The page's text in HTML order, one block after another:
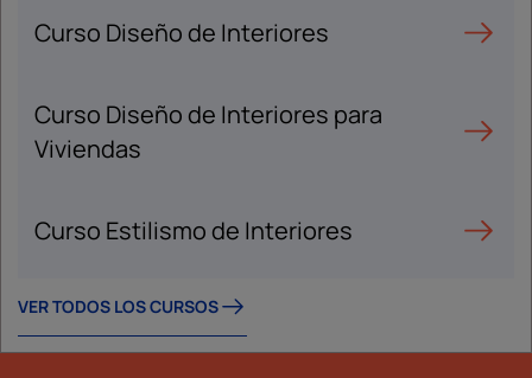
Curso Diseño de Interiores
Curso Diseño de Interiores para
Viviendas
Curso Estilismo de Interiores
VER TODOS LOS CURSOS